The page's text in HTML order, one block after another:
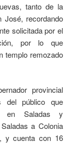
tanto de la
José, recordando
solicitada por el
por lo que
templo remozado
provincial
del público que
en Saladas y
a Colonia
y cuenta con 16